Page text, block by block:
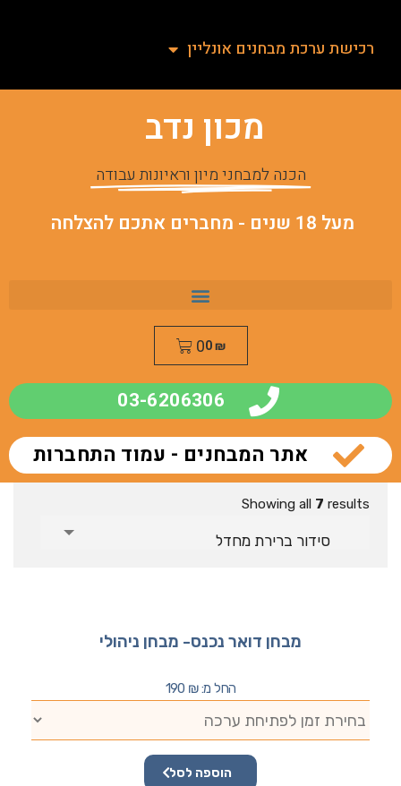
רכישת ערכת מבחנים אונליין
מכון נדב
הכנה למבחני מיון וראיונות עבודה
מעל 18 שנים - מחברים אתכם להצלחה
0₪
0
03-6206306
אתר המבחנים - עמוד התחברות
Showing all 7 results
סידור ברירת מחדל
מבחן דואר נכנס- מבחן ניהולי
החל מ: 190 ₪
הוספה לסל